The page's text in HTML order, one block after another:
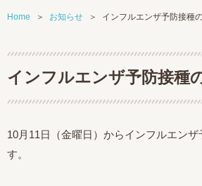
Home お知らせ インフルエンザ予防接種
インフルエンザ予防接種
10月11日（金曜日）からインフルエンザ
す。